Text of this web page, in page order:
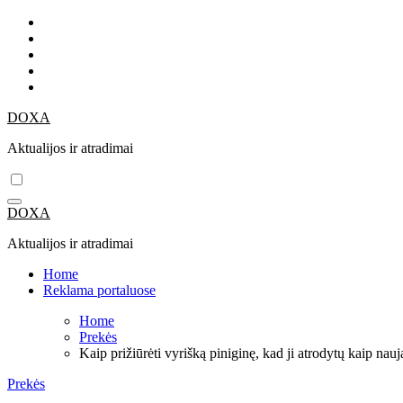
Skip
content
DOXA
Aktualijos ir atradimai
DOXA
Aktualijos ir atradimai
Home
Reklama portaluose
Home
Prekės
Kaip prižiūrėti vyrišką piniginę, kad ji atrodytų kaip
Prekės